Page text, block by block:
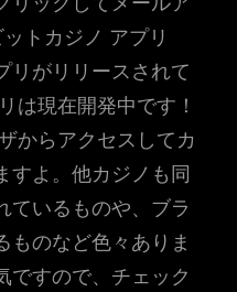
ットカジノ アプリ
リがリリースされて
は現在開発中です！
からアクセスしてカ
すよ。他カジノも同
ているものや、ブラ
ものなど色々ありま
ですので、チェック